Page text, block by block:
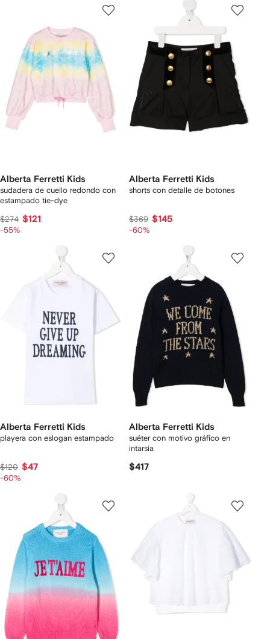
Alberta Ferretti Kids
sudadera de cuello redondo con
estampado tie-dye
$274 $121
-55%
Alberta Ferretti Kids
shorts con detalle de botones
$369 $145
-60%
Alberta Ferretti Kids
playera con eslogan estampado
$120 $47
-60%
Alberta Ferretti Kids
suéter con motivo gráfico en
intarsia
$417